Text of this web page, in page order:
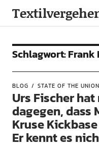
Schlagwort:Frank
BLOG STATE OF THE UNION
Urs Fischer
dagegen, dass
Kruse
Er kennt es